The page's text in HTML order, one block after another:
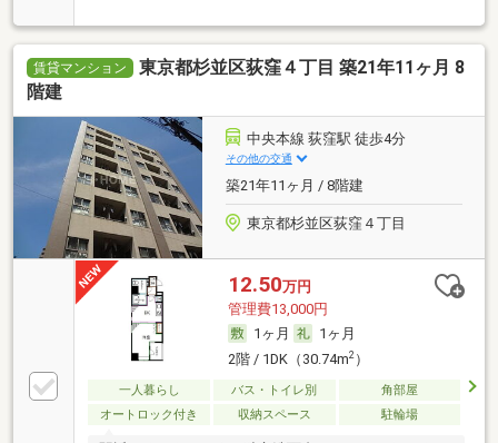
賃貸マンション
東京都杉並区荻窪４丁目 築21年11ヶ月 8
階建
中央本線 荻窪駅 徒歩4分
その他の交通
築21年11ヶ月 / 8階建
東京都杉並区荻窪４丁目
12.50万円
管理費13,000円
1ヶ月
1ヶ月
2階 / 1DK（30.74m2）
一人暮らし バス・トイレ別
角部屋
オートロック付き
収納スペース 駐輪場